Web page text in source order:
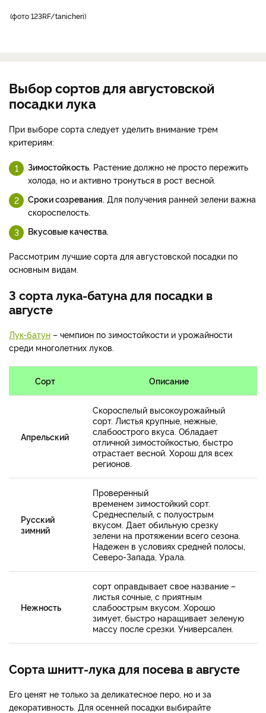
фото 123RF/tanicheri
Выбор сортов для августовской
посадки лука
При выборе сорта следует уделить внимание трем
критериям:
Зимостойкость . Растение должно не просто пережить
холода, но и активно тронуться в рост весной.
Сроки созревания. Для получения ранней зелени важна
скороспелость.
Вкусовые качества.
Рассмотрим лучшие сорта для августовской посадки по
основным видам.
3 сорта лука-батуна для посадки в
августе
Лук-батун – чемпион по зимостойкости и урожайности
среди многолетних луков.
Сорт Описание
Апрельский
Скороспелый высокоурожайный
сорт. Листья крупные, нежные,
слабоострого вкуса. Обладает
отличной зимостойкостью, быстро
отрастает весной. Хорош для всех
регионов.
Русский
зимний
Проверенный
временем зимостойкий сорт.
Среднеспелый, с полуострым
вкусом. Дает обильную срезку
зелени на протяжении всего сезона.
Надежен в условиях средней полосы,
Северо-Запада, Урала.
Нежность
сорт оправдывает свое название –
листья сочные, с приятным
слабоострым вкусом. Хорошо
зимует, быстро наращивает зеленую
массу после срезки. Универсален.
Сорта шнитт-лука для посева в августе
Его ценят не только за деликатесное перо, но и за
декоративность. Для осенней посадки выбирайте